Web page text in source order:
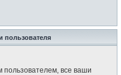
пользователя
пользователем, все ваши